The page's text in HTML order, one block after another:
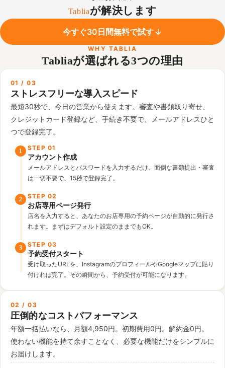
Tabliaが解決します
今すぐ30日間無料で試す
WHY TABLIA
Tabliaが選ばれる3つの理由
01 / 03
ストレスフリーな導入スピード
最短30秒で、今日の営業から使えます。審査や書類取り寄せ、
クレジットカード登録など、手続き不要で、メールアドレスひと
つで登録完了。
1 STEP 01
アカウント作成
メールアドレスとパスワードを入力するだけ。面倒な書類提出・審査
は一切不要で、15秒で登録完了。
2 STEP 02
お店専用ページ発行
店名を入力すると、あなたのお店専用の予約ページが自動的に発行さ
れます。まずはデフォルト設定のままでもOK。
3 STEP 03
予約受付スタート
受け取ったURLを、InstagramのプロフィールやGoogleマップに貼り
付ければ完了。その瞬間から、予約受付が可能になります。
02 / 03
圧倒的なコストパフォーマンス
年額一括払いなら、月額4,950円。初期費用0円。解約金0円。
使わない機能を持て余すことなく、必要な機能だけをシンプルに
お届けします。